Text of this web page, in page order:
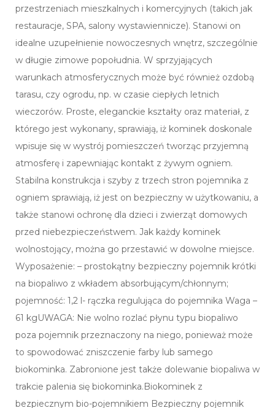
przestrzeniach mieszkalnych i komercyjnych (takich jak
restauracje, SPA, salony wystawiennicze). Stanowi on
idealne uzupełnienie nowoczesnych wnętrz, szczególnie
w długie zimowe popołudnia. W sprzyjających
warunkach atmosferycznych może być również ozdobą
tarasu, czy ogrodu, np. w czasie ciepłych letnich
wieczorów. Proste, eleganckie kształty oraz materiał, z
którego jest wykonany, sprawiają, iż kominek doskonale
wpisuje się w wystrój pomieszczeń tworząc przyjemną
atmosferę i zapewniając kontakt z żywym ogniem.
Stabilna konstrukcja i szyby z trzech stron pojemnika z
ogniem sprawiają, iż jest on bezpieczny w użytkowaniu, a
także stanowi ochronę dla dzieci i zwierząt domowych
przed niebezpieczeństwem. Jak każdy kominek
wolnostojący, można go przestawić w dowolne miejsce.
Wyposażenie: – prostokątny bezpieczny pojemnik krótki
na biopaliwo z wkładem absorbującym/chłonnym;
pojemność: 1,2 l- rączka regulująca do pojemnika Waga –
61 kgUWAGA: Nie wolno rozlać płynu typu biopaliwo
poza pojemnik przeznaczony na niego, ponieważ może
to spowodować zniszczenie farby lub samego
biokominka. Zabronione jest także dolewanie biopaliwa w
trakcie palenia się biokominka.Biokominek z
bezpiecznym bio-pojemnikiem Bezpieczny pojemnik